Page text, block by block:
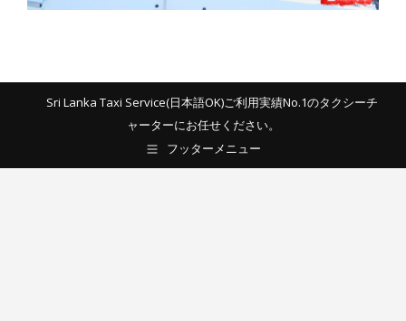
Sri Lanka Taxi Service(日本語OK)ご利用実績No.1のタクシーチ
ャーターにお任せください。
フッターメニュー